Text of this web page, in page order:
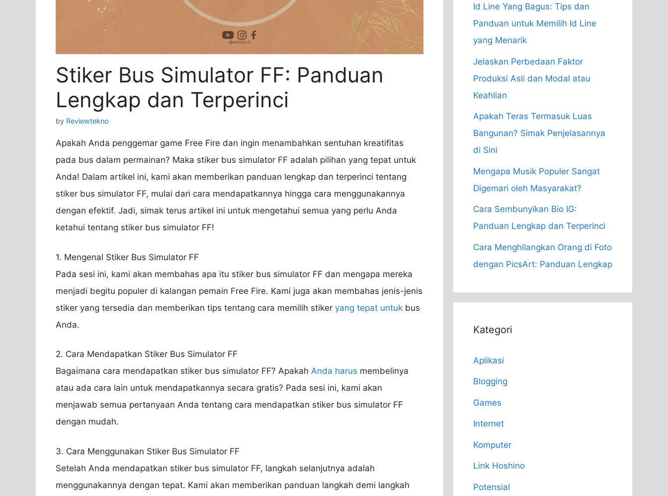
Stiker Bus Simulator FF: Panduan
Lengkap dan Terperinci
by Reviewtekno
Apakah Anda penggemar game Free Fire dan ingin menambahkan sentuhan kreatifitas
pada bus dalam permainan? Maka stiker bus simulator FF adalah pilihan yang tepat untuk
Anda! Dalam artikel ini, kami akan memberikan panduan lengkap dan terperinci tentang
stiker bus simulator FF, mulai dari cara mendapatkannya hingga cara menggunakannya
dengan efektif. Jadi, simak terus artikel ini untuk mengetahui semua yang perlu Anda
ketahui tentang stiker bus simulator FF!
1. Mengenal Stiker Bus Simulator FF
Pada sesi ini, kami akan membahas apa itu stiker bus simulator FF dan mengapa mereka
menjadi begitu populer di kalangan pemain Free Fire. Kami juga akan membahas jenis-jenis
stiker yang tersedia dan memberikan tips tentang cara memilih stiker yang tepat untuk bus
Anda.
2. Cara Mendapatkan Stiker Bus Simulator FF
Bagaimana cara mendapatkan stiker bus simulator FF? Apakah Anda harus membelinya
atau ada cara lain untuk mendapatkannya secara gratis? Pada sesi ini, kami akan
menjawab semua pertanyaan Anda tentang cara mendapatkan stiker bus simulator FF
dengan mudah.
3. Cara Menggunakan Stiker Bus Simulator FF
Setelah Anda mendapatkan stiker bus simulator FF, langkah selanjutnya adalah
menggunakannya dengan tepat. Kami akan memberikan panduan langkah demi langkah
Id Line Yang Bagus: Tips dan
Panduan untuk Memilih Id Line
yang Menarik
Jelaskan Perbedaan Faktor
Produksi Asli dan Modal atau
Keahlian
Apakah Teras Termasuk Luas
Bangunan? Simak Penjelasannya
di Sini
Mengapa Musik Populer Sangat
Digemari oleh Masyarakat?
Cara Sembunyikan Bio IG:
Panduan Lengkap dan Terperinci
Cara Menghilangkan Orang di Foto
dengan PicsArt: Panduan Lengkap
Kategori
Aplikasi
Blogging
Games
Internet
Komputer
Link Hoshino
Potensial